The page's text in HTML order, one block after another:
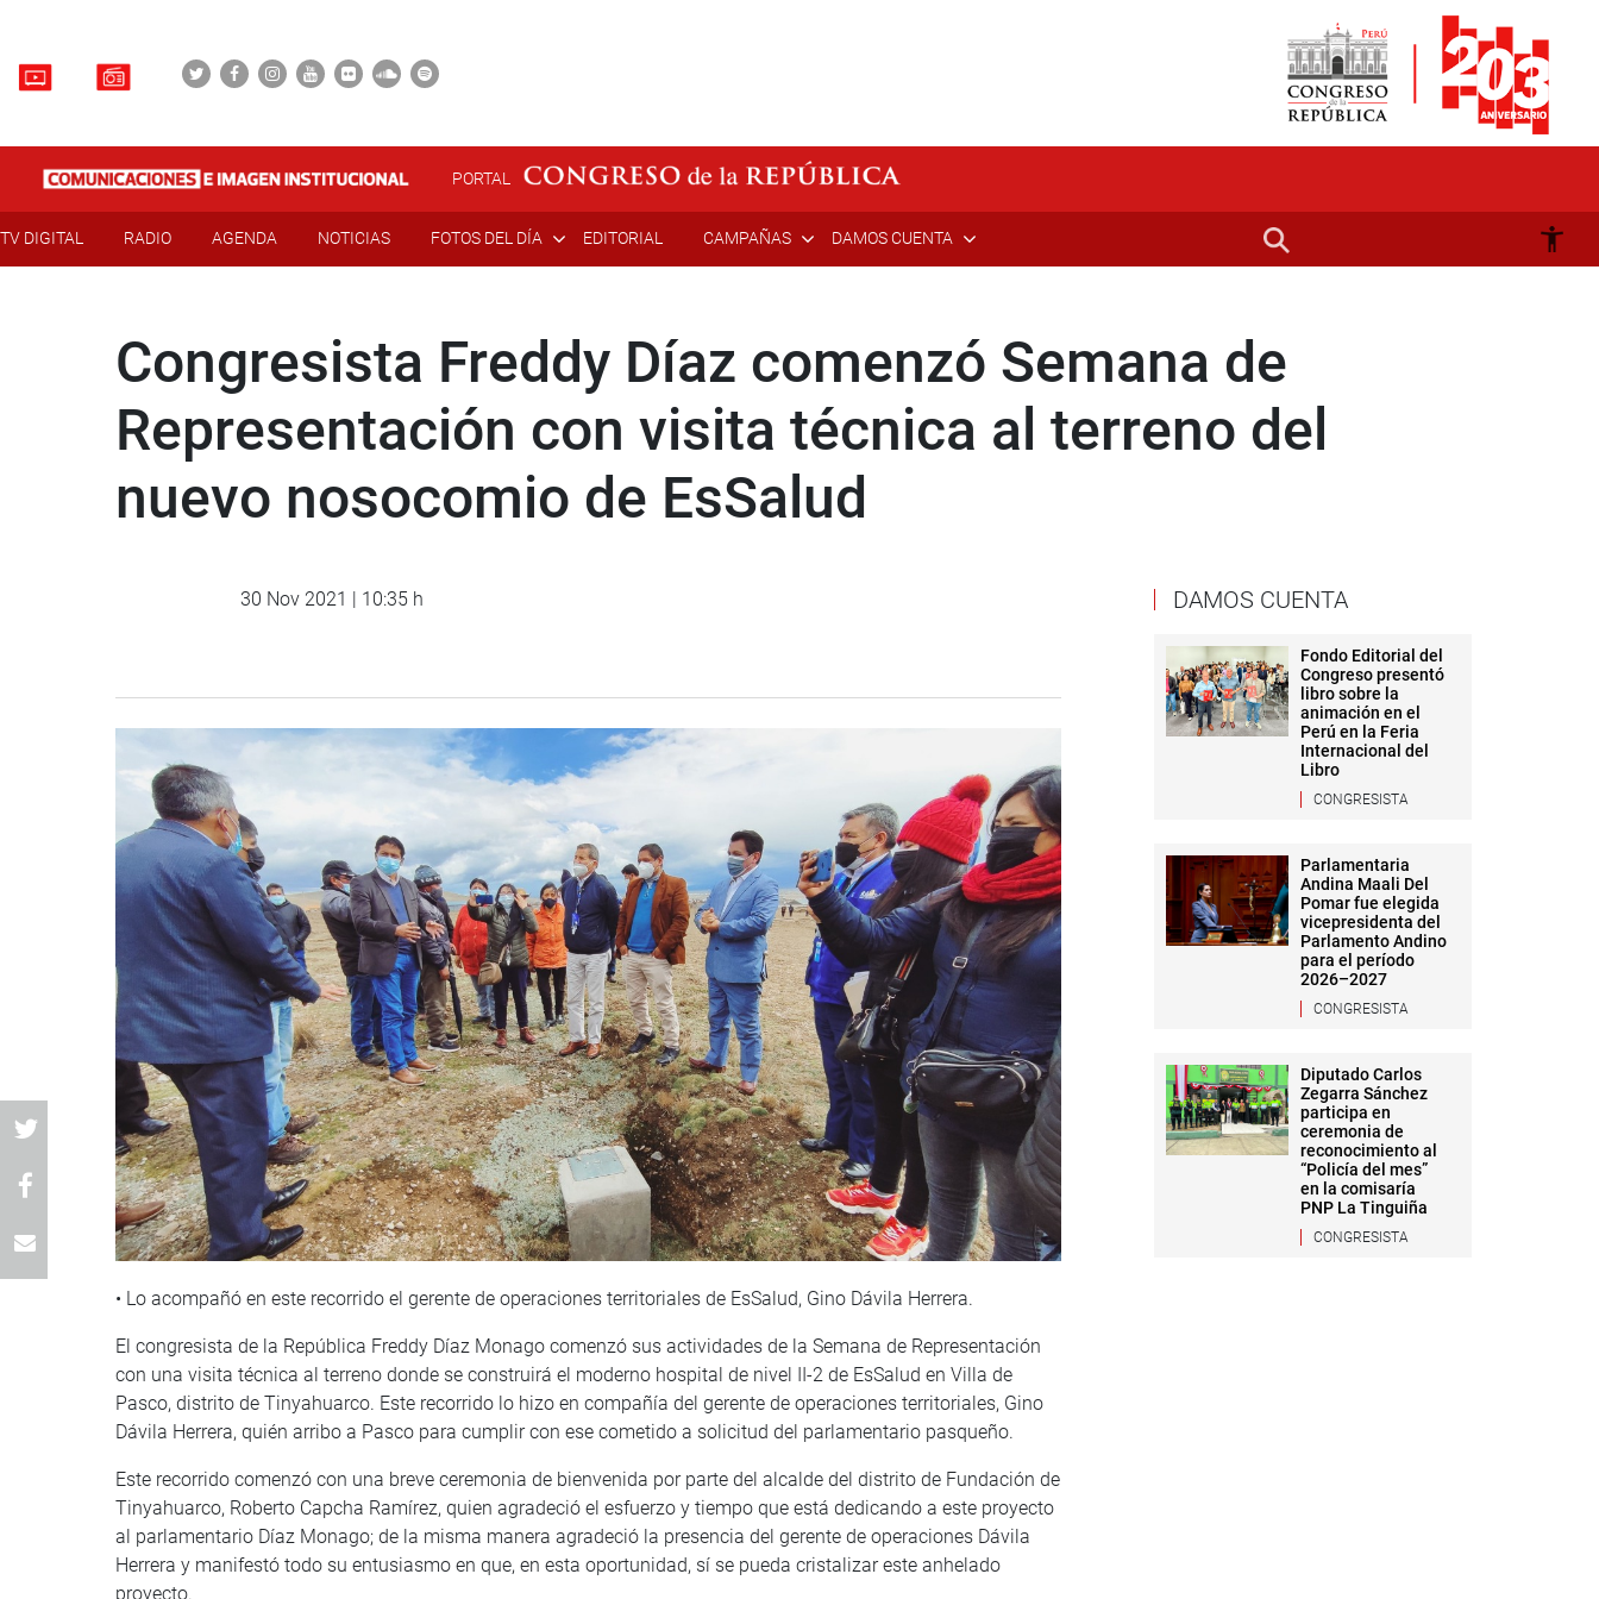
PORTAL
TV DIGITAL RADIO AGENDA NOTICIAS FOTOS DEL DÍA EDITORIAL CAMPAÑAS DAMOS CUENTA
Congresista Freddy Díaz comenzó Semana de
Representación con visita técnica al terreno del
nuevo nosocomio de EsSalud
30 Nov 2021 | 10:35 h
• Lo acompañó en este recorrido el gerente de operaciones territoriales de EsSalud, Gino Dávila Herrera.
El congresista de la República Freddy Díaz Monago comenzó sus actividades de la Semana de Representación
con una visita técnica al terreno donde se construirá el moderno hospital de nivel II-2 de EsSalud en Villa de
Pasco, distrito de Tinyahuarco. Este recorrido lo hizo en compañía del gerente de operaciones territoriales, Gino
Dávila Herrera, quién arribo a Pasco para cumplir con ese cometido a solicitud del parlamentario pasqueño.
Este recorrido comenzó con una breve ceremonia de bienvenida por parte del alcalde del distrito de Fundación de
Tinyahuarco, Roberto Capcha Ramírez, quien agradeció el esfuerzo y tiempo que está dedicando a este proyecto
al parlamentario Díaz Monago; de la misma manera agradeció la presencia del gerente de operaciones Dávila
Herrera y manifestó todo su entusiasmo en que, en esta oportunidad, sí se pueda cristalizar este anhelado
proyecto.
DAMOS CUENTA
Fondo Editorial del
Congreso presentó
libro sobre la
animación en el
Perú en la Feria
Internacional del
Libro
CONGRESISTA
Parlamentaria
Andina Maali Del
Pomar fue elegida
vicepresidenta del
Parlamento Andino
para el período
2026–2027
CONGRESISTA
Diputado Carlos
Zegarra Sánchez
participa en
ceremonia de
reconocimiento al
“Policía del mes”
en la comisaría
PNP La Tinguiña
CONGRESISTA